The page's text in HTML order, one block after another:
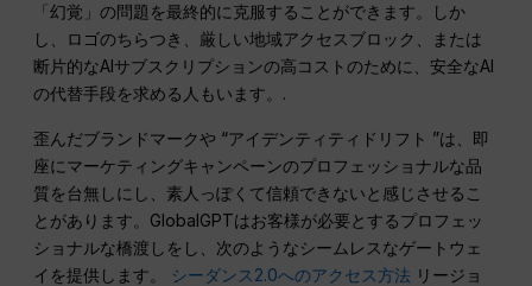
「幻覚」の問題を最終的に克服することができます。しか
し、ロゴのちらつき、厳しい地域アクセスブロック、または
断片的なAIサブスクリプションの高コストのために、安全なAI
の代替手段を求める人もいます。.
歪んだブランドマークや “アイデンティティドリフト ”は、即
座にマーケティングキャンペーンのプロフェッショナルな品
質を台無しにし、素人っぽくて信頼できないと感じさせるこ
とがあります。GlobalGPTはお客様が必要とするプロフェッ
ショナルな橋渡しをし、次のようなシームレスなゲートウェ
イを提供します。 シーダンス2.0へのアクセス方法 リージョ